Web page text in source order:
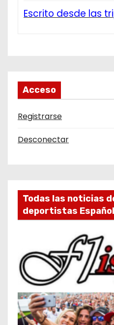
Escrito desde las
Acceso
Registrarse
Desconectar
Todas las noticias
deportistas